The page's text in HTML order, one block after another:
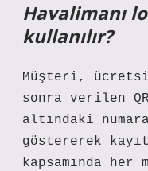
Havalimanı
kullanılır?
Müşteri,
sonra verilen
altındaki
göstererek
kapsamında